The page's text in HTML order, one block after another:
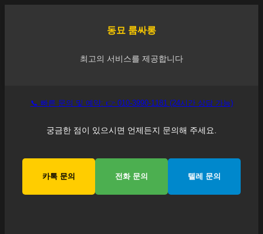
동묘 룸싸롱
최고의 서비스를 제공합니다
📞 빠른 문의 및 예약: 👉 010-3990-1181 (24시간 상담 가능)
궁금한 점이 있으시면 언제든지 문의해 주세요.
카톡 문의 전화 문의 텔레 문의